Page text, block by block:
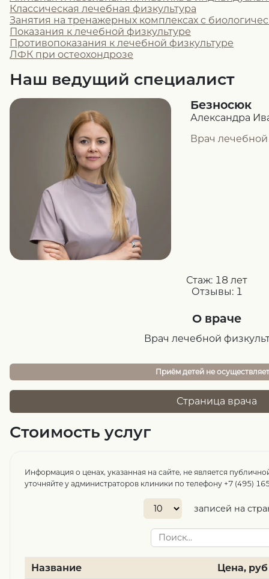
Классическая лечебная физкультура
Занятия на тренажерных комплексах с
Показания к лечебной физкультуре
Противопоказания к лечебной физкультуре
ЛФК при остеохондрозе
Наш ведущий специалист
Безносюк
Александра
Врач
Стаж: 18 лет
Отзывы: 1
О враче
Врач лечебной
Приём детей не
Страница врача
Стоимость услуг
Информация о ценах, указанная на сайте, не является
уточняйте у администраторов клиники по телефону +7 (495)
записей на
Название
Цена, руб